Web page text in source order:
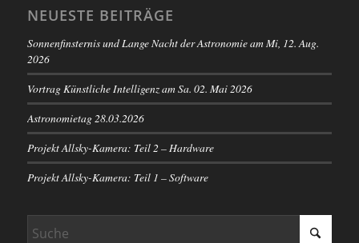
NEUESTE BEITRÄGE
Sonnenfinsternis und Lange Nacht der Astronomie am Mi, 12. Aug.
2026
Vortrag Künstliche Intelligenz am Sa. 02. Mai 2026
Astronomietag 28.03.2026
Projekt Allsky-Kamera: Teil 2 – Hardware
Projekt Allsky-Kamera: Teil 1 – Software